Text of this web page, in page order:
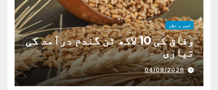
خبر و نظر
وفاق کی 10 لاکھ ٹن گندم درآمد کی
تیاری
04/08/2026